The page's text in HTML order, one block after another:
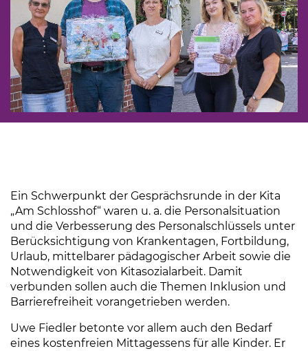
Ein Schwerpunkt der Gesprächsrunde in der Kita
„Am Schlosshof“ waren u. a. die Personalsituation
und die Verbesserung des Personalschlüssels unter
Berücksichtigung von Krankentagen, Fortbildung,
Urlaub, mittelbarer pädagogischer Arbeit sowie die
Notwendigkeit von Kitasozialarbeit. Damit
verbunden sollen auch die Themen Inklusion und
Barrierefreiheit vorangetrieben werden.
Uwe Fiedler betonte vor allem auch den Bedarf
eines kostenfreien Mittagessens für alle Kinder. Er